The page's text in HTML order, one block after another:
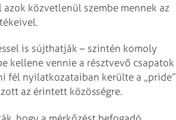
közvetlenül szembe mennek az
is sújthatják – szintén komoly
kellene vennie a résztvevő csapatok
fél nyilatkozataiban kerülte a „pride”
az érintett közösségre.